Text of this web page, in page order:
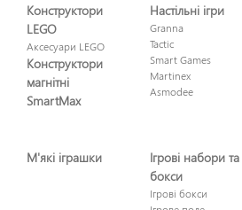
Конструктори
LEGO
Аксесуари LEGO
Конструктори
магнітні
SmartMax
Настільні ігри
Granna
Tactic
Smart Games
Martinex
Asmodee
М'які іграшки
Ігрові набори та
бокси
Ігрові бокси